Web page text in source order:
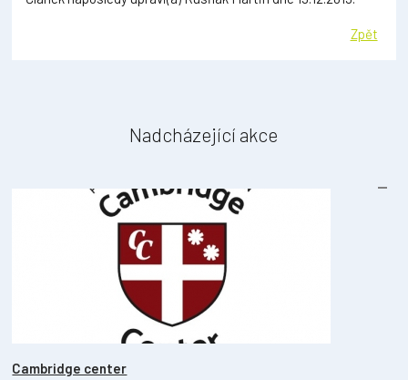
Zpět
Nadcházející akce
Cambridge center